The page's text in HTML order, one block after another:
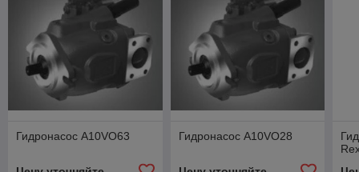
Гидронасос A10VO63 Гидронасос A10VO28